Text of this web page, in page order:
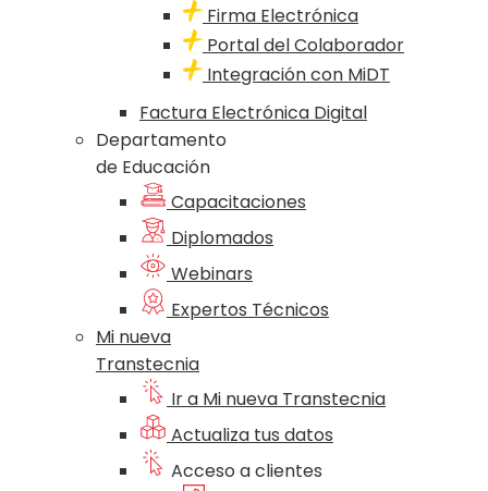
Firma Electrónica
Portal del Colaborador
Integración con MiDT
Factura Electrónica Digital
Departamento
de Educación
Capacitaciones
Diplomados
Webinars
Expertos Técnicos
Mi nueva
Transtecnia
Ir a Mi nueva Transtecnia
Actualiza tus datos
Acceso a clientes